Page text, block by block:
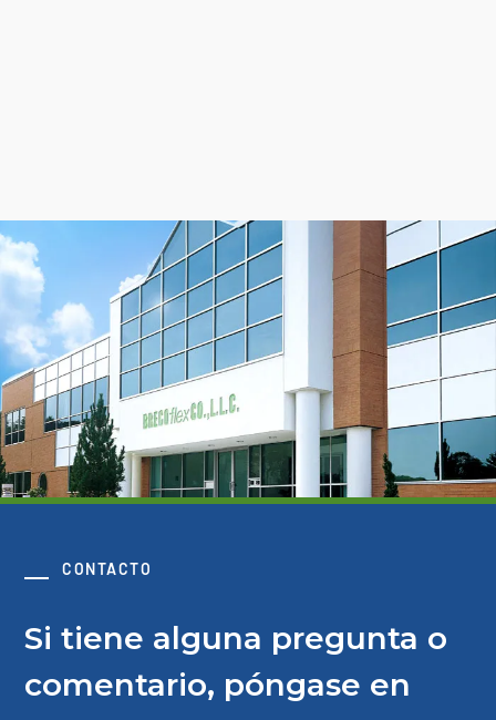
CONTACTO
Si tiene alguna pregunta o
comentario, póngase en